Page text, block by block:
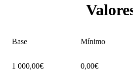
Base Mínimo
1 000,00€ 0,00€